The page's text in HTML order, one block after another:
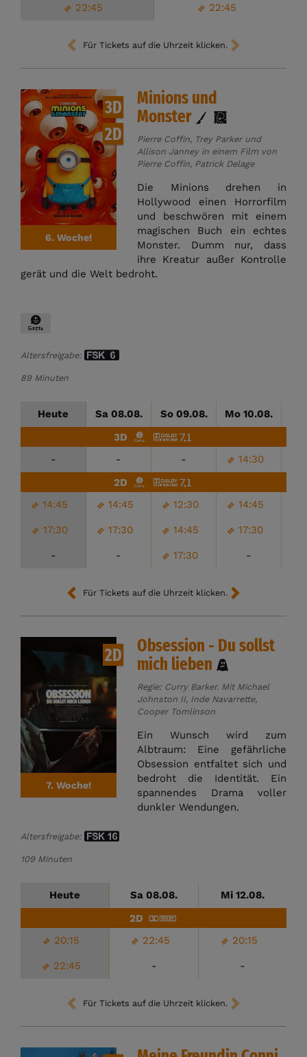
22:45 22:45
Für Tickets auf die Uhrzeit klicken.
3D
2D
6. Woche!
Minions und
Monster
Pierre Coffin, Trey Parker und
Allison Janney in einem Film von
Pierre Coffin, Patrick Delage
Die Minions drehen in
Hollywood einen Horrorfilm
und beschwören mit einem
magischen Buch ein echtes
Monster. Dumm nur, dass
ihre Kreatur außer Kontrolle
gerät und die Welt bedroht.
Altersfreigabe:
89 Minuten
Heute Sa 08.08. So 09.08. Mo 10.08.
- - - 14:30
14:45 14:45 12:30 14:45
17:30 17:30 14:45 17:30
- - 17:30 -
3D
2D
Für Tickets auf die Uhrzeit klicken.
2D
7. Woche!
Obsession - Du sollst
mich lieben
Regie: Curry Barker. Mit Michael
Johnston II, Inde Navarrette,
Cooper Tomlinson
Ein Wunsch wird zum
Albtraum: Eine gefährliche
Obsession entfaltet sich und
bedroht die Identität. Ein
spannendes Drama voller
dunkler Wendungen.
Altersfreigabe:
109 Minuten
Heute Sa 08.08. Mi 12.08.
20:15 22:45 20:15
22:45 - -
2D
Für Tickets auf die Uhrzeit klicken.